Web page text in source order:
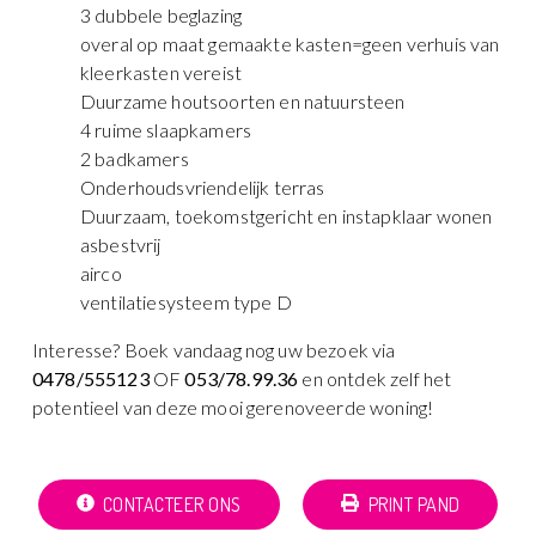
3 dubbele beglazing
overal op maat gemaakte kasten=geen verhuis van
kleerkasten vereist
Duurzame houtsoorten en natuursteen
4 ruime slaapkamers
2 badkamers
Onderhoudsvriendelijk terras
Duurzaam, toekomstgericht en instapklaar wonen
asbestvrij
airco
ventilatiesysteem type D
Interesse? Boek vandaag nog uw bezoek via
0478/555123OF053/78.99.36 en ontdek zelf het
potentieel van deze mooi gerenoveerde woning!
CONTACTEER ONS PRINT PAND